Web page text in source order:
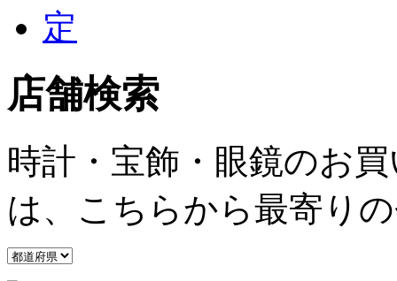
店舗検索
時計・宝飾・眼鏡のお
は、こちらから最寄り